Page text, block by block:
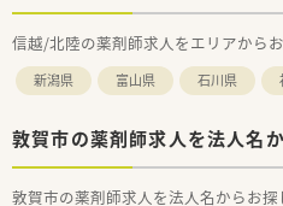
信越/北陸の薬剤師求人をエリアから
新潟県 富山県 石川県
敦賀市の薬剤師求人を法人名
敦賀市の薬剤師求人を法人名からお探